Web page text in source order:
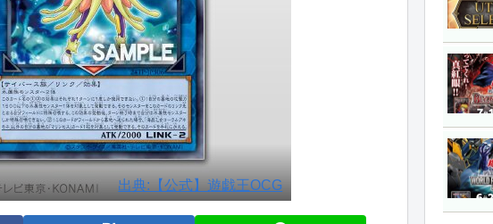
出典:【公式】遊戯王OCG